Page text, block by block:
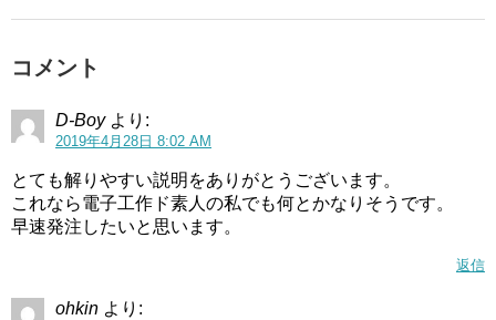
コメント
D-Boy より:
2019年4月28日 8:02 AM
とても解りやすい説明をありがとうございます。
これなら電子工作ド素人の私でも何とかなりそうです。
早速発注したいと思います。
返信
ohkin より: